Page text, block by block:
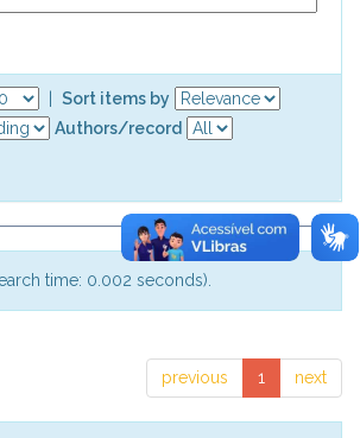
Sort items by
Authors/record
time: 0.002 seconds).
previous 1 next